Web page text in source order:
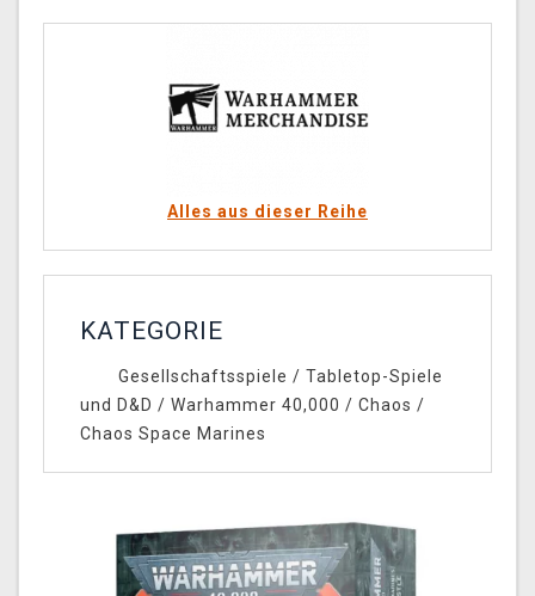
Alles aus dieser Reihe
KATEGORIE
Gesellschaftsspiele / Tabletop-Spiele
und D&D / Warhammer 40,000 / Chaos /
Chaos Space Marines